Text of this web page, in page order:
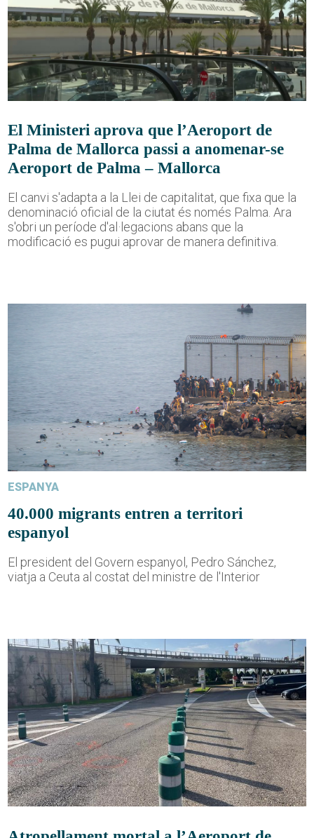
El Ministeri aprova que l’Aeroport de
Palma de Mallorca passi a anomenar-se
Aeroport de Palma – Mallorca
El canvi s'adapta a la Llei de capitalitat, que fixa que la
denominació oficial de la ciutat és només Palma. Ara
s'obri un període d'al·legacions abans que la
modificació es pugui aprovar de manera definitiva.
ESPANYA
40.000 migrants entren a territori
espanyol
El president del Govern espanyol, Pedro Sánchez,
viatja a Ceuta al costat del ministre de l'Interior